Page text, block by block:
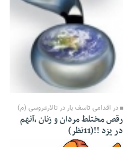
در اقدامی تاسف بار در تالارعروسی (م)
رقص مختلط مردان و زنان ،آنهم
در یزد !!(11نظر)